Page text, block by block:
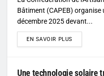
Bâtiment (CAPEB)
décembre 2025 devant...
EN SAVOIR PLUS
Une technologie solaire